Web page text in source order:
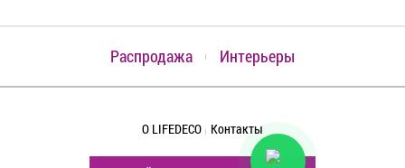
Распродажа Интерьеры
О LIFEDECO Контакты